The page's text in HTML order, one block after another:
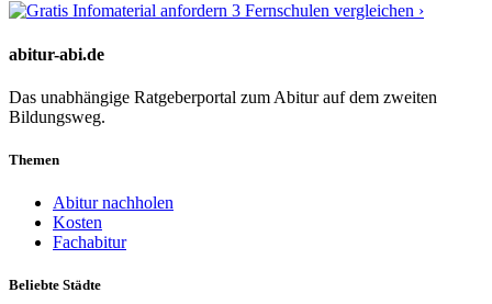
3 Fernschulen vergleichen ›
abitur-abi.de
Das unabhängige Ratgeberportal zum Abitur auf dem zweiten
Bildungsweg.
Themen
Abitur nachholen
Kosten
Fachabitur
Beliebte Städte